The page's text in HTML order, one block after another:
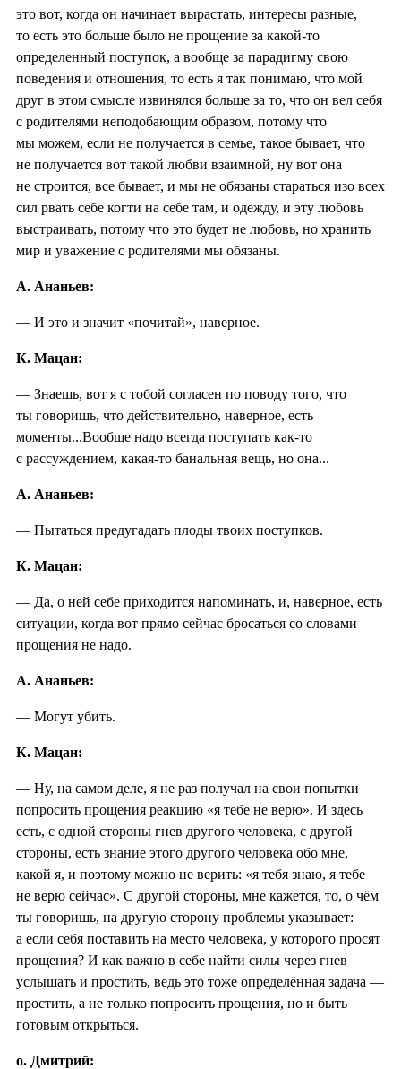
это вот, когда он начинает вырастать, интересы разные,
то есть это больше было не прощение за какой-то
определенный поступок, а вообще за парадигму свою
поведения и отношения, то есть я так понимаю, что мой
друг в этом смысле извинялся больше за то, что он вел себя
с родителями неподобающим образом, потому что
мы можем, если не получается в семье, такое бывает, что
не получается вот такой любви взаимной, ну вот она
не строится, все бывает, и мы не обязаны стараться изо всех
сил рвать себе когти на себе там, и одежду, и эту любовь
выстраивать, потому что это будет не любовь, но хранить
мир и уважение с родителями мы обязаны.
А. Ананьев:
— И это и значит «почитай», наверное.
К. Мацан:
— Знаешь, вот я с тобой согласен по поводу того, что
ты говоришь, что действительно, наверное, есть
моменты...Вообще надо всегда поступать как-то
с рассуждением, какая-то банальная вещь, но она...
А. Ананьев:
— Пытаться предугадать плоды твоих поступков.
К. Мацан:
— Да, о ней себе приходится напоминать, и, наверное, есть
ситуации, когда вот прямо сейчас бросаться со словами
прощения не надо.
А. Ананьев:
— Могут убить.
К. Мацан:
— Ну, на самом деле, я не раз получал на свои попытки
попросить прощения реакцию «я тебе не верю». И здесь
есть, с одной стороны гнев другого человека, с другой
стороны, есть знание этого другого человека обо мне,
какой я, и поэтому можно не верить: «я тебя знаю, я тебе
не верю сейчас». С другой стороны, мне кажется, то, о чём
ты говоришь, на другую сторону проблемы указывает:
а если себя поставить на место человека, у которого просят
прощения? И как важно в себе найти силы через гнев
услышать и простить, ведь это тоже определённая задача —
простить, а не только попросить прощения, но и быть
готовым открыться.
о. Дмитрий: